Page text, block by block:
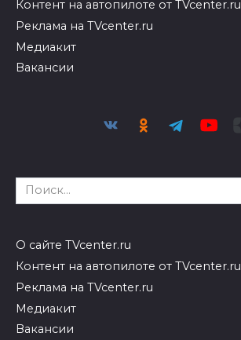
Контент на автопилоте от TVcenter.ru
Реклама на TVcenter.ru
Медиакит
Вакансии
Search
for:
О сайте TVcenter.ru
Контент на автопилоте от TVcenter.ru
Реклама на TVcenter.ru
Медиакит
Вакансии